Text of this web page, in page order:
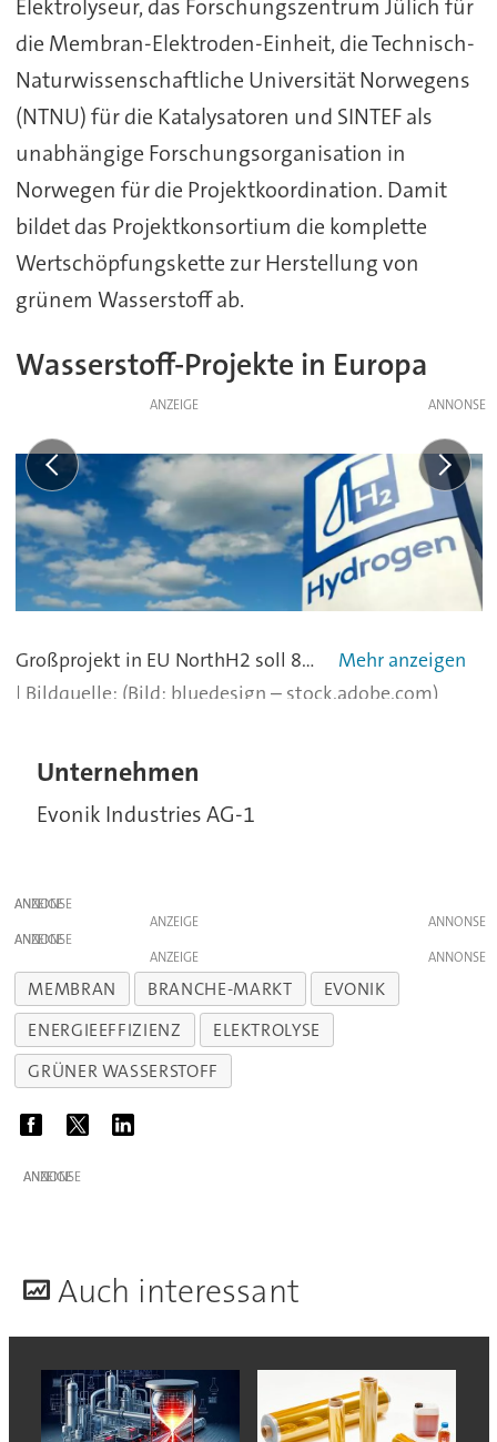
Elektrolyseur, das Forschungszentrum Jülich für
die Membran-Elektroden-Einheit, die Technisch-
Naturwissenschaftliche Universität Norwegens
(NTNU) für die Katalysatoren und SINTEF als
unabhängige Forschungsorganisation in
Norwegen für die Projektkoordination. Damit
bildet das Projektkonsortium die komplette
Wertschöpfungskette zur Herstellung von
grünem Wasserstoff ab.
Wasserstoff-Projekte in Europa
ANZEIGE
Großprojekt in EU NorthH2 soll 800 kt/a Wasserstoff erzeugen. Ein Konsortium aus Gasunie, Groningen Seaports und Shell Nederland hat ein Großprojekt für grünen Wasserstoff gestartet. Unter der Bezeichnung NortH2 sollen im niederländischen Eemshaven in der Provinz Groningen aus Windenergie jährlich 800.000 Tonnen H2 produziert werden.
(Bild: bluedesign – stock.adobe.com)
Unternehmen
Evonik Industries AG-1
ANZEIGE
ANZEIGE
ANZEIGE
ANZEIGE
MEMBRAN BRANCHE-MARKT
EVONIK
ENERGIEEFFIZIENZ
ELEKTROLYSE
GRÜNER WASSERSTOFF
ANZEIGE
Auch interessant